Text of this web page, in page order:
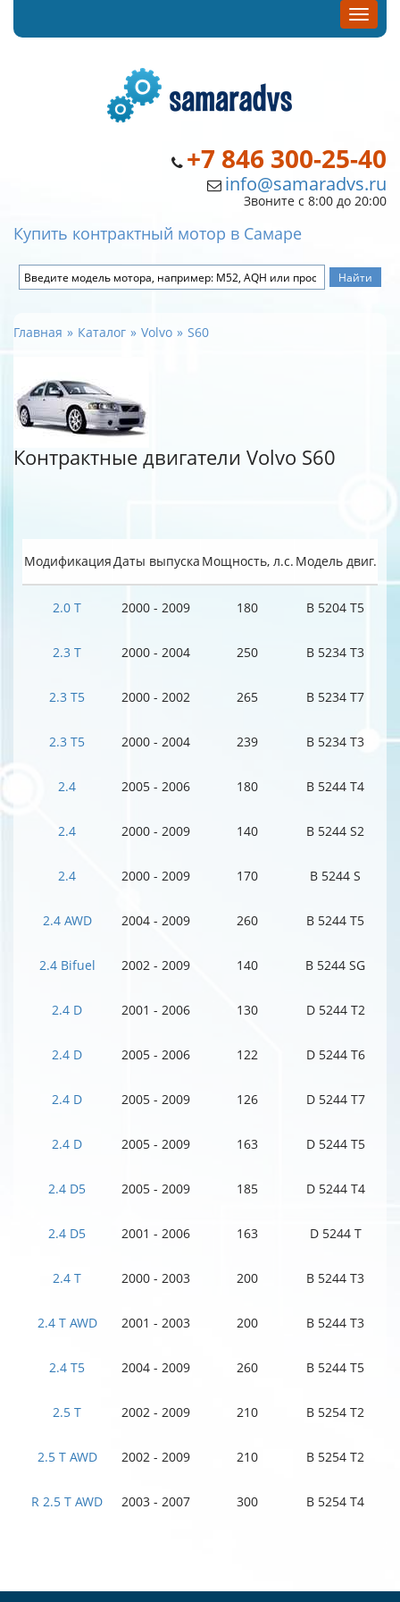
+7 846 300-25-40
info@samaradvs.ru
Звоните с 8:00 до 20:00
Купить контрактный мотор в Самаре
Главная Каталог Volvo S60
Контрактные двигатели Volvo S60
МодификацияДаты выпуска Мощность, л.с. Модель двиг.
2.0 T 2000 - 2009 180 B 5204 T5
2.3 T 2000 - 2004 250 B 5234 T3
2.3 T5 2000 - 2002 265 B 5234 T7
2.3 T5 2000 - 2004 239 B 5234 T3
2.4 2005 - 2006 180 B 5244 T4
2.4 2000 - 2009 140 B 5244 S2
2.4 2000 - 2009 170 B 5244 S
2.4 AWD 2004 - 2009 260 B 5244 T5
2.4 Bifuel 2002 - 2009 140 B 5244 SG
2.4 D 2001 - 2006 130 D 5244 T2
2.4 D 2005 - 2006 122 D 5244 T6
2.4 D 2005 - 2009 126 D 5244 T7
2.4 D 2005 - 2009 163 D 5244 T5
2.4 D5 2005 - 2009 185 D 5244 T4
2.4 D5 2001 - 2006 163 D 5244 T
2.4 T 2000 - 2003 200 B 5244 T3
2.4 T AWD 2001 - 2003 200 B 5244 T3
2.4 T5 2004 - 2009 260 B 5244 T5
2.5 T 2002 - 2009 210 B 5254 T2
2.5 T AWD 2002 - 2009 210 B 5254 T2
R 2.5 T AWD 2003 - 2007 300 B 5254 T4